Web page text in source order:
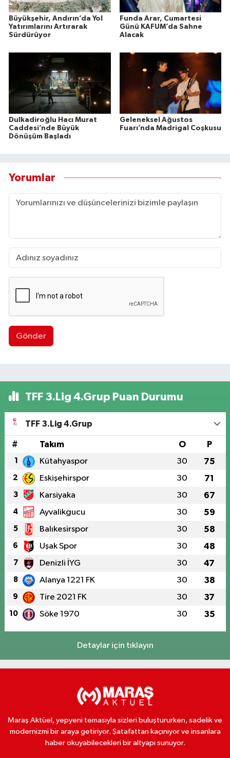
Büyükşehir, Andırın’da Yol
Yatırımlarını Artırarak
Sürdürüyor
Funda Arar, Cumartesi
Günü KAFUM’da Sahne
Alacak
Dulkadiroğlu Hacı Murat
Caddesi’nde Büyük
Dönüşüm Başladı
Geleneksel Ağustos
Fuarı’nda Madrigal Coşkusu
Yorumlar
Gönder
TFF 3.Lig 4.Grup Puan Durumu
TFF 3.Lig 4.Grup
# Takım O P
1 Kütahyaspor 30 75
2 Eskişehirspor 30 71
3 Karsiyaka 30 67
4 Ayvalikgucu 30 59
5 Balıkesirspor 30 58
6 Uşak Spor 30 48
7 Denizli İYG 30 47
8 Alanya 1221 FK 30 38
9 Tire 2021 FK 30 37
10 Söke 1970 30 35
Detaylar için tıklayın
Maraş Aktüel, yepyeni temasıyla sizleri buluştururken, sadelik ve
modernizmi bir araya getiriyor. Şatafattan kaçınıyor ve insanlara
haber okuyabilecekleri bir altyapı sunuyor.